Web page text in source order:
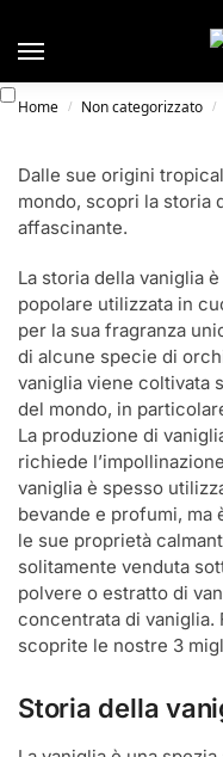
Home / Non categorizzato /
Dalle sue origini
mondo, scopri la storia
affascinante.
La storia della vaniglia
popolare utilizzata in
per la sua fragranza
di alcune specie di
vaniglia viene coltivata
del mondo, in
La produzione di
richiede
vaniglia è spesso
bevande e profumi, ma
le sue proprietà
solitamente venduta
polvere o estratto di
concentrata di vaniglia.
scoprite le nostre 3
Storia della